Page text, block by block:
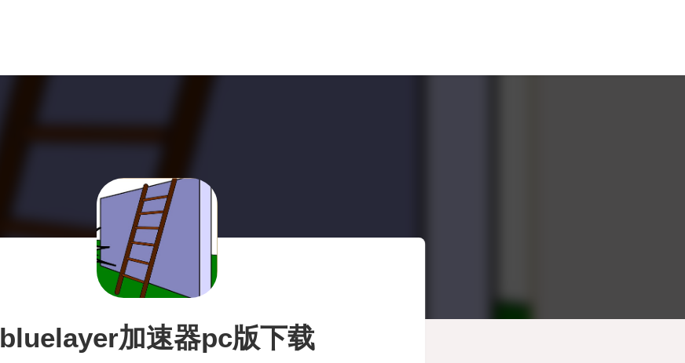
bluelayer加速器pc版下载